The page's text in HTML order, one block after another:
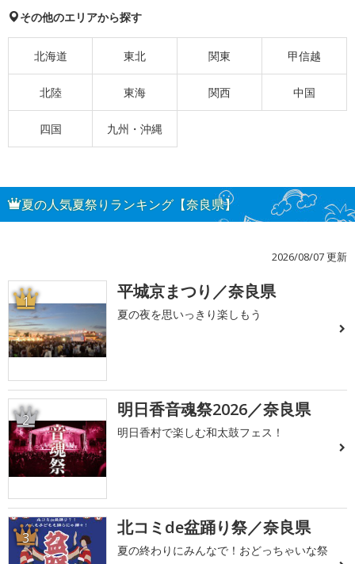
その他のエリアから探す
北海道 東北 関東 甲信越
北陸 東海 関西 中国
四国 九州・沖縄
夏の人気夏祭りランキング【奈良県】
2026/08/07 更新
1 平城京まつり／奈良県
夏の夜を思いっきり楽しもう
2 明日香音魂祭2026／奈良県
明日香村で楽しむ和太鼓フェス！
3 北コミde盆踊り祭／奈良県
夏の終わりにみんなで！おどっちゃいな祭